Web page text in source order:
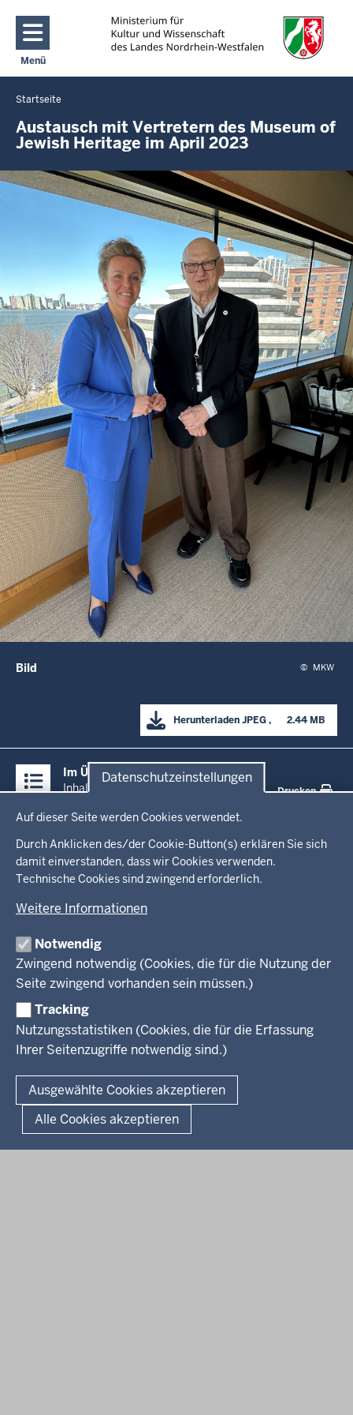
Datenschutzeinstellungen
Auf dieser Seite werden Cookies verwendet.
Durch Anklicken des/der Cookie-Button(s) erklären Sie sich
damit einverstanden, dass wir Cookies verwenden.
Technische Cookies sind zwingend erforderlich.
Weitere Informationen
Notwendig
Zwingend notwendig (Cookies, die für die Nutzung der
Seite zwingend vorhanden sein müssen.)
Tracking
Nutzungsstatistiken (Cookies, die für die Erfassung
Ihrer Seitenzugriffe notwendig sind.)
Ausgewählte Cookies akzeptieren
Alle Cookies akzeptieren
Direkt zum Inhalt
Menü
Navigation aktivieren/deaktivieren: Main Menu
Sie
befinden
sich
Startseite
Austausch mit Vertretern des Museum of
Jewish Heritage im April 2023
Bild © MKW
HerunterladenJPEG
      2.44 MB
Inhalte
Im Überblick
Inhalt
Drucken
Menü
in
der
Fußzeile
Startseite
Ministerium
Leitung des Hauses
Organisation
Arbeitgeber Ministerium
Rechtsgrundlagen
Kultur
Wissenschaft, Forschung, Lehre und Studium
Weiterbildung
Presse
Service
Kontakt
Fußzeile
Datenschutz Erklärung zur Barrierefreiheit